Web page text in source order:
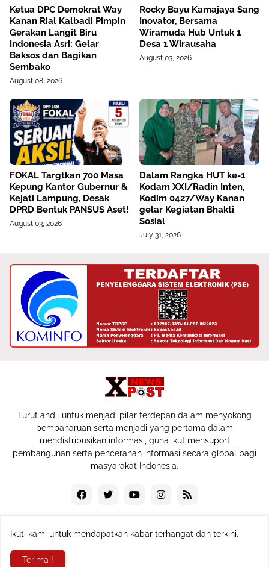
Ketua DPC Demokrat Way
Kanan Rial Kalbadi Pimpin
Gerakan Langit Biru
Indonesia Asri: Gelar
Baksos dan Bagikan
Sembako
August 08, 2026
Rocky Bayu Kamajaya Sang
Inovator, Bersama
Wiramuda Hub Untuk 1
Desa 1 Wirausaha
August 03, 2026
FOKAL Targtkan 700 Masa
Kepung Kantor Gubernur &
Kejati Lampung, Desak
DPRD Bentuk PANSUS Aset!
August 03, 2026
Dalam Rangka HUT ke-1
Kodam XXI/Radin Inten,
Kodim 0427/Way Kanan
gelar Kegiatan Bhakti
Sosial
July 31, 2026
Turut andil untuk menjadi pilar terdepan dalam menyokong
pembaharuan serta menjadi yang pertama dalam
mendistribusikan informasi, guna ikut mensuport
pembangunan serta pencerahan informasi secara global bagi
masyarakat Indonesia.
Redaksi
Ikuti kami untuk mendapatkan kabar terhangat dan terkini.
Terima !